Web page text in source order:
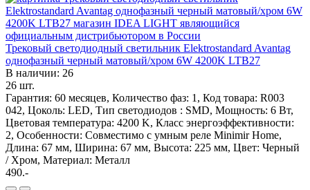
Трековый светодиодный светильник Elektrostandard Avantag
однофазный черный матовый/хром 6W 4200K LTB27
В наличии: 26
26 шт.
Гарантия: 60 месяцев, Количество фаз: 1, Код товара: R003
042, Цоколь: LED, Тип светодиодов : SMD, Мощность: 6 Вт,
Цветовая температура: 4200 K, Класс энергоэффективности:
2, Особенности: Cовместимо с умным реле Minimir Home,
Длина: 67 мм, Ширина: 67 мм, Высота: 225 мм, Цвет: Черный
/ Хром, Материал: Металл
490.-